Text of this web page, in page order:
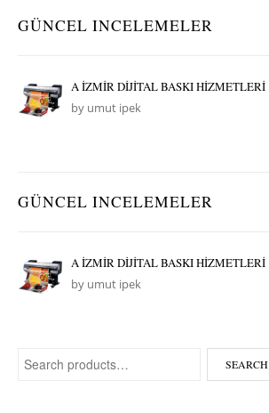
GÜNCEL INCELEMELER
A İZMİR DİJİTAL BASKI HİZMETLERİ
by umut ipek
GÜNCEL INCELEMELER
A İZMİR DİJİTAL BASKI HİZMETLERİ
by umut ipek
Search for: SEARCH